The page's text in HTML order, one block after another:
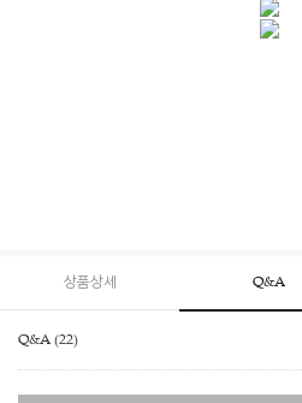
상품상세 Q&A
Q&A (22)